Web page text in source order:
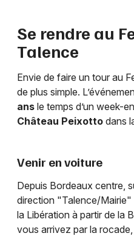
Se rendre au
Talence
Envie de faire un tour au
de plus simple.
ans le temps d’un week-
Château Peixotto dans
Venir en voiture
Depuis Bordeaux centre,
direction "Talence/Mairie"
la Libération à partir de la
vous arrivez par la